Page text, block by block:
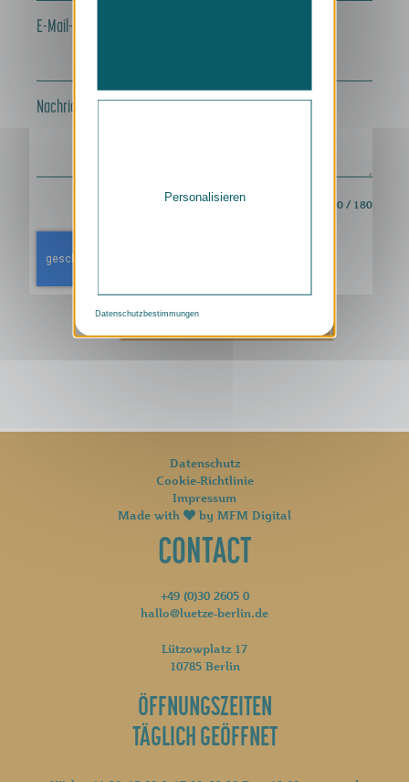
E-Mail-Adresse
Nachricht
0 / 180
CONTACT
+49 (0)30 2605 0
hallo@luetze-berlin.de
Lützowplatz 17
10785 Berlin
ÖFFNUNGSZEITEN
TÄGLICH GEÖFFNET
Datenschutz
Cookie-Richtlinie
Impressum
Made with
by MFM Digital
Personalisieren
Datenschutzbestimmungen